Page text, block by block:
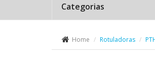
Categorias
Home Rotuladoras